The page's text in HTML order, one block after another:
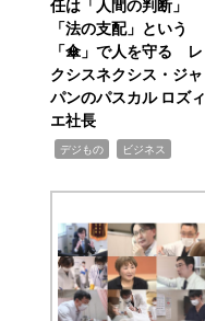
任は「人間の判断」
「法の支配」という
「傘」で人を守る レ
クシスネクシス・ジャ
パンのパスカル ロズィ
エ社長
デジもの ビジネス